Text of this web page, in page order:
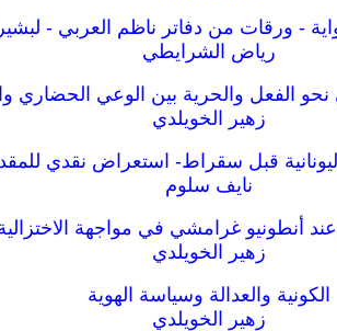
- ورقات من دفاتر ناظم العربي -
رياض الشرايطي
الفعل والحرية بين الوعي الحضاري
زهير الخويلدي
قبل سقراط- استعراض نقدي
نايف سلوم
أنطونيو غرامشي في مواجهة الاختزالية
زهير الخويلدي
الكونية والعدالة وسياسة الهوية
زهير الخويلدي